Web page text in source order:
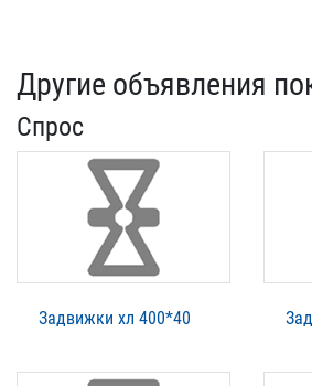
Другие объявления
Спрос
Задвижки хл 400*40